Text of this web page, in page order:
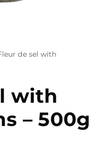
de sel with
with
– 500g